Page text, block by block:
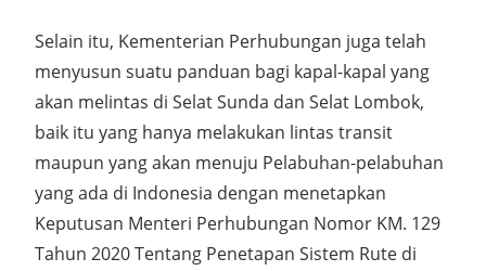
Selain itu, Kementerian Perhubungan juga telah
menyusun suatu panduan bagi kapal-kapal yang
akan melintas di Selat Sunda dan Selat Lombok,
baik itu yang hanya melakukan lintas transit
maupun yang akan menuju Pelabuhan-pelabuhan
yang ada di Indonesia dengan menetapkan
Keputusan Menteri Perhubungan Nomor KM. 129
Tahun 2020 Tentang Penetapan Sistem Rute di